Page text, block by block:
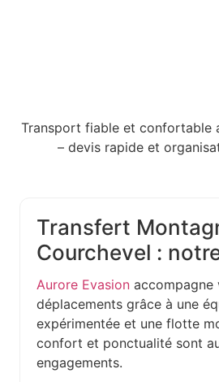
Transport fiable et confortable
– devis rapide et
Transfert
Courchevel :
Aurore Evasion accompagne
déplacements grâce à une
expérimentée et une flotte
confort et ponctualité sont
engagements.